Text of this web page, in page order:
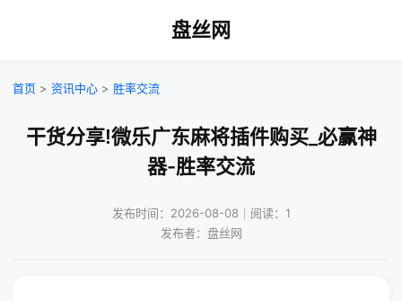
盘丝网
首页 > 资讯中心 > 胜率交流
干货分享!微乐广东麻将插件购买_必赢神
器-胜率交流
发布时间：2026-08-08｜阅读：1
发布者：盘丝网